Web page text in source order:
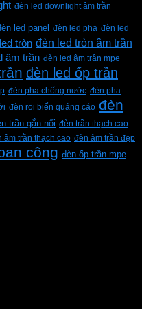
đèn led downlight âm trần
led panel đèn led pha đèn led
tròn đèn led tròn âm trần
âm trần đèn led âm trần mpe
đèn led ốp trần
đèn pha chống nước đèn pha
đèn rọi biển quảng cáo đèn
trần gắn nổi đèn trần thạch cao
âm trần thạch cao đèn âm trần đẹp
công đèn ốp trần mpe